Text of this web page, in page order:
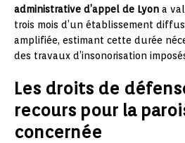
administrative d’appel de Lyon a
trois mois d’un établissement
amplifiée, estimant cette durée
des travaux d’insonorisation
Les droits de
recours pour la
concernée